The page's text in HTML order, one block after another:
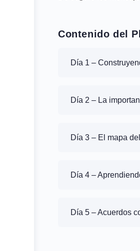
Contenido del
Día 1 –
Día 2 – La
Día 3 – El mapa
Día 4 –
Día 5 – Acuerdos